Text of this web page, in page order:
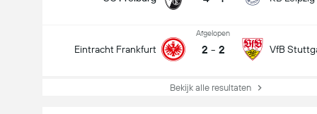
Eintracht Frankfurt
Afgelopen
2 - 2 VfB
Bekijk alle resultaten